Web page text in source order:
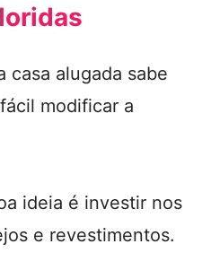
casa alugada sabe
modificar a
ideia é investir nos
e revestimentos.